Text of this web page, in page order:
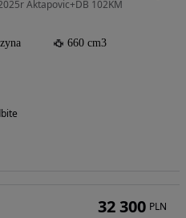
Aktapovic+DB 102KM
660 cm3
32 300 PLN